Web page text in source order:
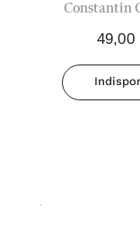
Evrei -
Constantin
49,00